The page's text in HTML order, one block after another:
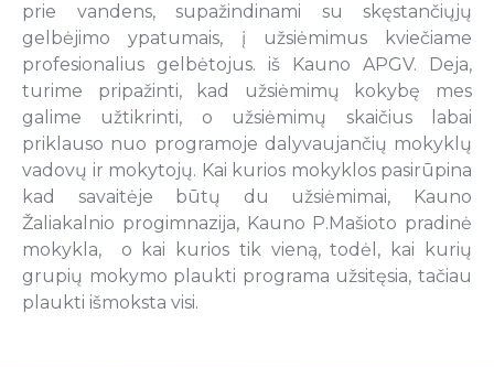
prie vandens, supažindinami su skęstančiųjų
gelbėjimo ypatumais, į užsiėmimus kviečiame
profesionalius gelbėtojus. iš Kauno APGV. Deja,
turime pripažinti, kad užsiėmimų kokybę mes
galime užtikrinti, o užsiėmimų skaičius labai
priklauso nuo programoje dalyvaujančių mokyklų
vadovų ir mokytojų. Kai kurios mokyklos pasirūpina
kad savaitėje būtų du užsiėmimai, Kauno
Žaliakalnio progimnazija, Kauno P.Mašioto pradinė
mokykla, o kai kurios tik vieną, todėl, kai kurių
grupių mokymo plaukti programa užsitęsia, tačiau
plaukti išmoksta visi.